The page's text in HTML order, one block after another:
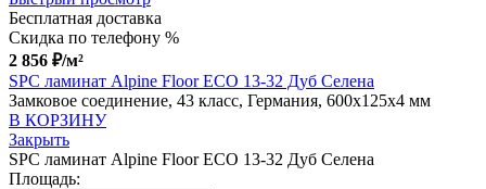
Бесплатная доставка
Скидка по телефону %
2 856 ₽/м²
SPC ламинат Alpine Floor ЕСО 13-32 Дуб Селена
Замковое соединение, 43 класс, Германия, 600x125x4 мм
В КОРЗИНУ
Закрыть
SPC ламинат Alpine Floor ЕСО 13-32 Дуб Селена
Площадь: